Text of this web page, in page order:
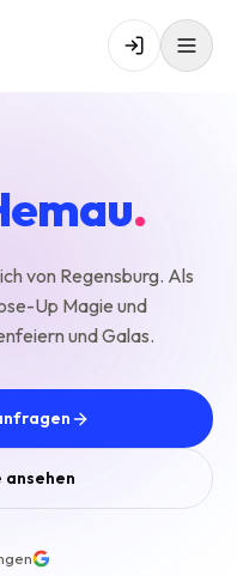
.
von Regensburg. Als
Up Magie und
und Galas.
ansehen